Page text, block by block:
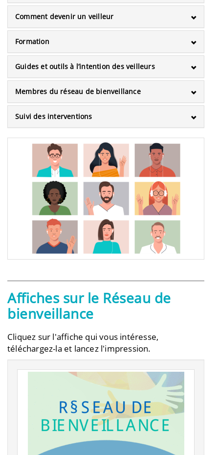
Comment devenir un veilleur
Formation
Guides et outils à l’intention des veilleurs
Membres du réseau de bienveillance
Suivi des interventions
Affiches sur le Réseau de
bienveillance
Cliquez sur l'affiche qui vous intéresse,
téléchargez-la et lancez l'impression.